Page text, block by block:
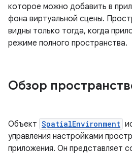
которое можно добавить в
фона виртуальной сцены.
видны только тогда, когда
режиме полного пространства.
Обзор
Объект SpatialEnvironment
управления настройками
приложения. Он представляет